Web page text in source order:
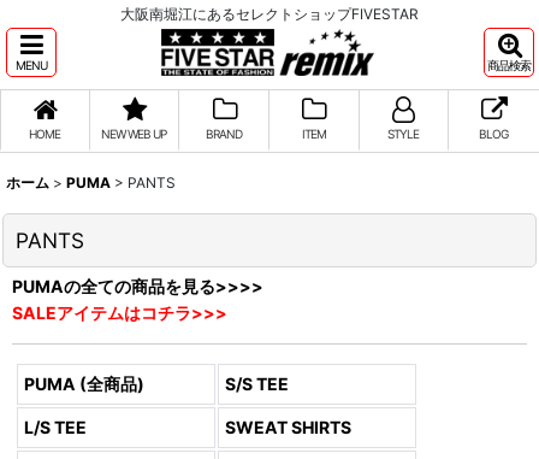
大阪南堀江にあるセレクトショップFIVESTAR
MENU 商品検索
HOME NEW WEB UP BRAND ITEM STYLE BLOG
ホーム > PUMA > PANTS
PANTS
PUMAの全ての商品を見る>>>>
SALEアイテムはコチラ>>>
PUMA (全商品) S/S TEE
L/S TEE SWEAT SHIRTS